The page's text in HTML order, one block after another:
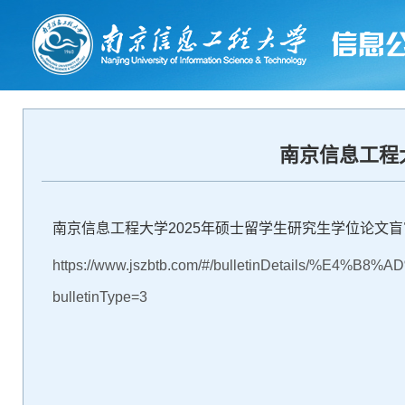
南京信息工
南京信息工程大学2025年硕士留学生研究生学位论文
https://www.jszbtb.com/#/bulletinDetails/
bulletinType=3